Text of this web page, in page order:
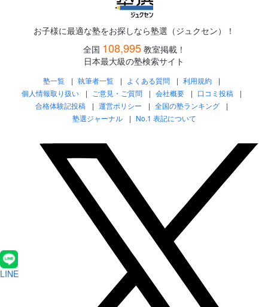
お子様に最適な塾をお探しなら塾選（ジュクセン）！
全国 108,995 教室掲載！
日本最大級の塾検索サイト
塾一覧 執筆者一覧 よくある質問
利用規約
個人情報取り扱い
ご意見・ご質問 会社概要
口コミ投稿
合格体験記投稿
運営ポリシー
全国の塾ランキング
塾選ジャーナル
No.1 表記について
LINE